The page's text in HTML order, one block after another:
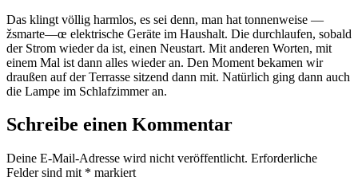
Das klingt völlig harmlos, es sei denn, man hat tonnenweise —
žsmarte—œ elektrische Geräte im Haushalt. Die durchlaufen, sobald
der Strom wieder da ist, einen Neustart. Mit anderen Worten, mit
einem Mal ist dann alles wieder an. Den Moment bekamen wir
draußen auf der Terrasse sitzend dann mit. Natürlich ging dann auch
die Lampe im Schlafzimmer an.
Schreibe einen Kommentar
Deine E-Mail-Adresse wird nicht veröffentlicht. Erforderliche
Felder sind mit * markiert